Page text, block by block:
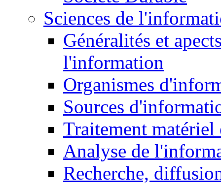
Sciences de
Généralités et
l'information
Organismes
Sources
Traitement matériel
Analyse de
Recherche,